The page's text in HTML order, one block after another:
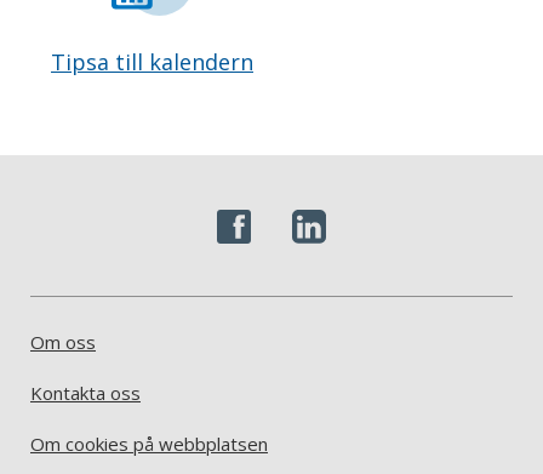
Tipsa till kalendern
Om oss
Kontakta oss
Om cookies på webbplatsen